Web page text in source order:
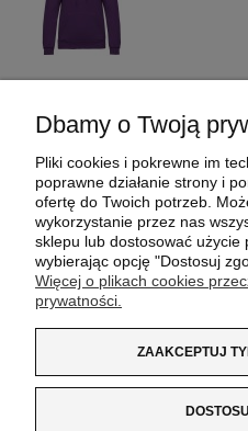
MOJE
PŁATNOŚCI
O
Dbamy o Twoją
Pliki cookies i pokrewne im
poprawne działanie strony i
ofertę do Twoich potrzeb.
wykorzystanie przez nas
sklepu lub dostosować użycie
wybierając opcję "Dostosuj
Więcej o plikach cookies
prywatności.
ZAAKCEPTUJ